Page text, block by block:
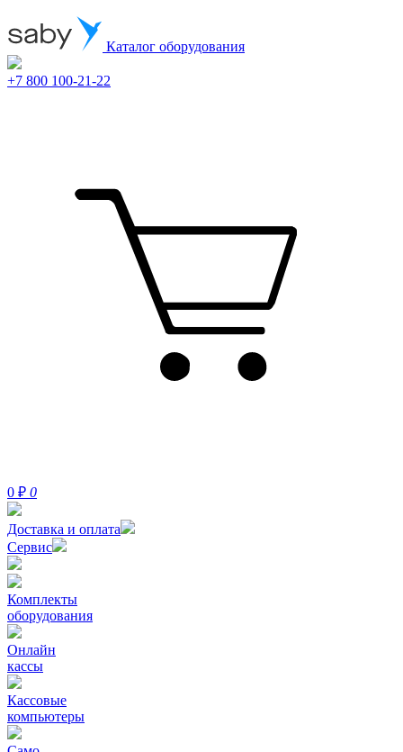
Каталог оборудования
+7 800 100-21-22
0 ₽ 0
Доставка и оплата
Сервис
Комплекты
оборудования
Онлайн
кассы
Кассовые
компьютеры